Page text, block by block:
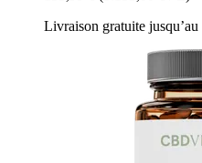
Livraison gratuite jusqu’au